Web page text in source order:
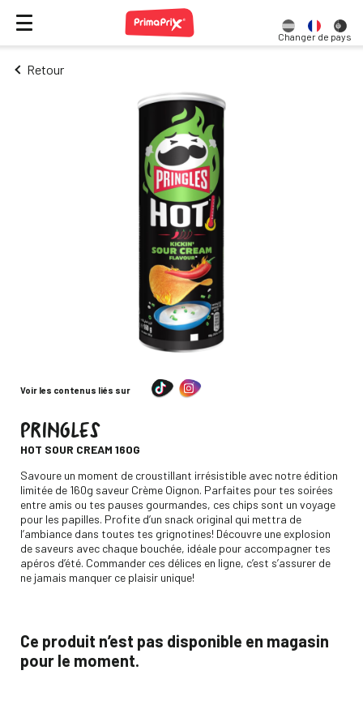
Changer de pays
Retour
Voir les contenus liés sur
PRINGLES-
HOT SOUR CREAM 160G
Descripción
Savoure un moment de croustillant irrésistible avec notre édition
limitée de 160g saveur Crème Oignon. Parfaites pour tes soirées
entre amis ou tes pauses gourmandes, ces chips sont un voyage
pour les papilles. Profite d’un snack original qui mettra de
l’ambiance dans toutes tes grignotines! Découvre une explosion
de saveurs avec chaque bouchée, idéale pour accompagner tes
apéros d’été. Commander ces délices en ligne, c’est s’assurer de
ne jamais manquer ce plaisir unique!
Ce produit n’est pas disponible en magasin
pour le moment.